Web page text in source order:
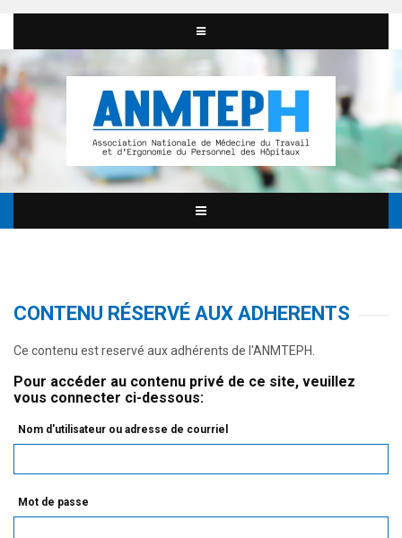
CONTENU RÉSERVÉ AUX ADHERENTS
Ce contenu est reservé aux adhérents de l'ANMTEPH.
Pour accéder au contenu privé de ce site, veuillez
vous connecter ci-dessous:
Nom d'utilisateur ou adresse de courriel
Mot de passe